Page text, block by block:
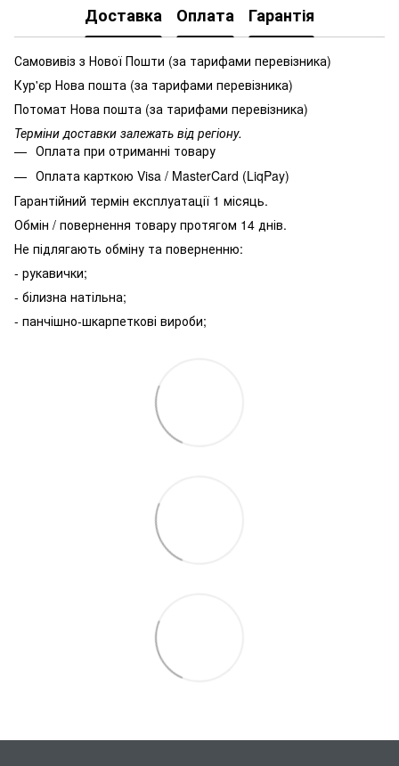
Доставка Оплата Гарантія
Самовивіз з Нової Пошти (за тарифами перевізника)
Кур'єр Нова пошта (за тарифами перевізника)
Потомат Нова пошта (за тарифами перевізника)
Терміни доставки залежать від регіону.
Оплата при отриманні товару
Оплата карткою Visa / MasterCard (LiqPay)
Гарантійний термін експлуатації 1 місяць.
Обмін / повернення товару протягом 14 днів.
Не підлягають обміну та поверненню:
- рукавички;
- білизна натільна;
- панчішно-шкарпеткові вироби;